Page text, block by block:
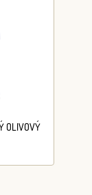
OLIVOVÝ